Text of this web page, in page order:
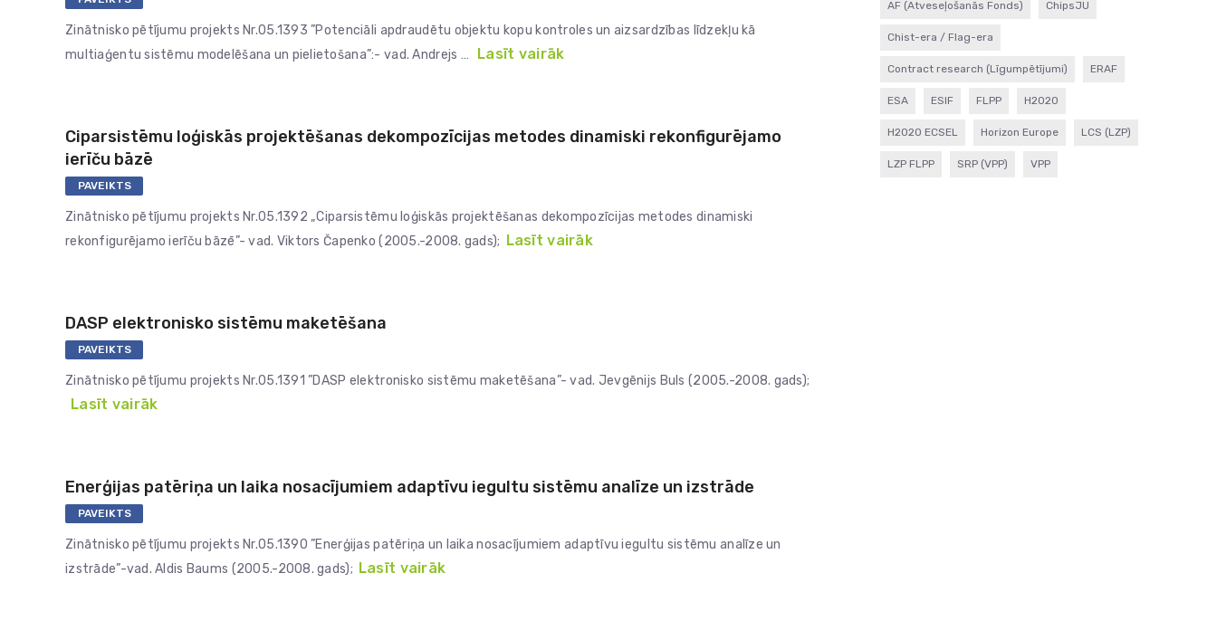
Zinātnisko pētījumu projekts Nr.05.1393 ”Potenciāli apdraudētu objektu kopu kontroles un aizsardzības līdzekļu kā
multiaģentu sistēmu modelēšana un pielietošana”:- vad. Andrejs …
Lasīt vairāk
Ciparsistēmu loģiskās projektēšanas dekompozīcijas metodes dinamiski rekonfigurējamo
ierīču bāzē
PAVEIKTS
Zinātnisko pētījumu projekts Nr.05.1392 „Ciparsistēmu loģiskās projektēšanas dekompozīcijas metodes dinamiski
rekonfigurējamo ierīču bāzē”- vad. Viktors Čapenko (2005.-2008. gads); Lasīt vairāk
DASP elektronisko sistēmu maketēšana
PAVEIKTS
Zinātnisko pētījumu projekts Nr.05.1391 ”DASP elektronisko sistēmu maketēšana”- vad. Jevgēnijs Buls (2005.-2008. gads);
Lasīt vairāk
Enerģijas patēriņa un laika nosacījumiem adaptīvu iegultu sistēmu analīze un izstrāde
PAVEIKTS
Zinātnisko pētījumu projekts Nr.05.1390 ”Enerģijas patēriņa un laika nosacījumiem adaptīvu iegultu sistēmu analīze un
izstrāde”-vad. Aldis Baums (2005.-2008. gads); Lasīt vairāk
AF (Atveseļošanās Fonds) ChipsJU
Chist-era / Flag-era
Contract research (Līgumpētījumi) ERAF
ESA ESIF FLPP H2020
H2020 ECSEL Horizon Europe LCS (LZP)
LZP FLPP SRP (VPP) VPP